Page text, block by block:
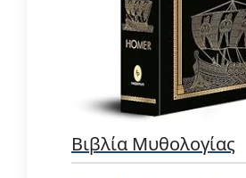
Βιβλία Μυθολογίας